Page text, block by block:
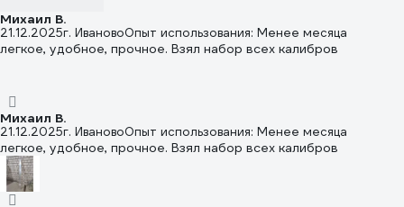
Михаил В.
21.12.2025г. ИвановоОпыт использования: Менее месяца
легкое, удобное, прочное. Взял набор всех калибров
Михаил В.
21.12.2025г. ИвановоОпыт использования: Менее месяца
легкое, удобное, прочное. Взял набор всех калибров